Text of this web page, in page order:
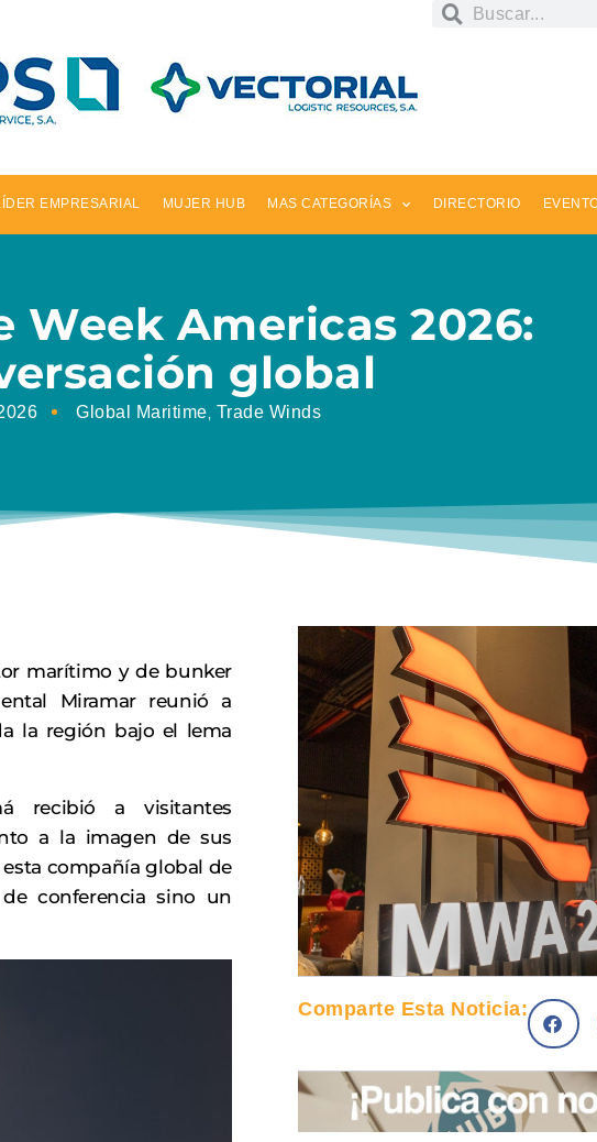
LÍDER EMPRESARIAL MUJER HUB MAS CATEGORÍAS DIRECTORIO
Week Americas 2026:
global
Global Maritime, Trade Winds
marítimo y de bunker
Miramar reunió a
la región bajo el lema
recibió a visitantes
a la imagen de sus
compañía global de
conferencia sino un
Comparte Esta Noticia: